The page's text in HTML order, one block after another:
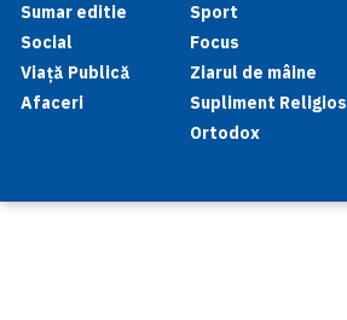
Sumar editie
Social
Viață Publică
Afaceri
Sport
Focus
Ziarul de mâine
Supliment Religios
Ortodox